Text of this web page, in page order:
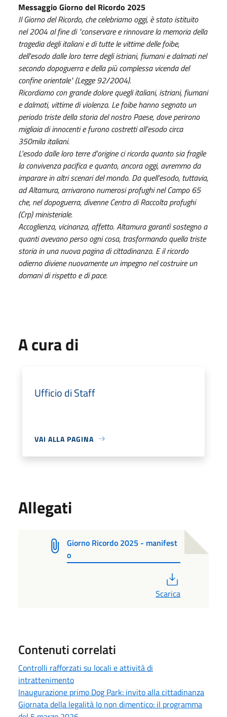
Messaggio Giorno del Ricordo 2025
Il Giorno del Ricordo, che celebriamo oggi, è stato istituito
nel 2004 al fine di "conservare e rinnovare la memoria della
tragedia degli italiani e di tutte le vittime delle foibe,
dell'esodo dalle loro terre degli istriani, fiumani e dalmati nel
secondo dopoguerra e della più complessa vicenda del
confine orientale" (Legge 92/2004).
Ricordiamo con grande dolore quegli italiani, istriani, fiumani
e dalmati, vittime di violenza. Le foibe hanno segnato un
periodo triste della storia del nostro Paese, dove perirono
migliaia di innocenti e furono costretti all’esodo circa
350mila italiani.
L'esodo dalle loro terre d'origine ci ricorda quanto sia fragile
la convivenza pacifica e quanto, ancora oggi, avremmo da
imparare in altri scenari del mondo. Da quell’esodo, tuttavia,
ad Altamura, arrivarono numerosi profughi nel Campo 65
che, nel dopoguerra, divenne Centro di Raccolta profughi
(Crp) ministeriale.
Accoglienza, vicinanza, affetto. Altamura garantì sostegno a
quanti avevano perso ogni cosa, trasformando quella triste
storia in una nuova pagina di cittadinanza. E il ricordo
odierno diviene nuovamente un impegno nel costruire un
domani di rispetto e di pace.
A cura di
Ufficio di Staff
VAI ALLA PAGINA
Allegati
Giorno Ricordo 2025 - manifest
o
Scarica
Contenuti correlati
Controlli rafforzati su locali e attività di
intrattenimento
Inaugurazione primo Dog Park: invito alla cittadinanza
Giornata della legalità Io non dimentico: il programma